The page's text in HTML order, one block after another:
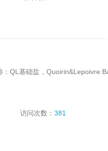
：QL基础盐，Quoirin&Lepoivre
访问次数：381